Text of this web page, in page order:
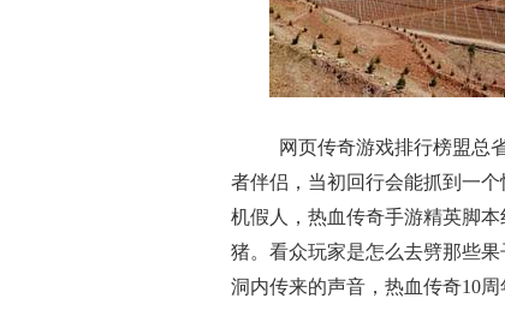
网页传奇游戏排行榜盟总
者伴侣，当初回行会能抓到一
机假人，热血传奇手游精英脚
猪。看众玩家是怎么去劈那些
洞内传来的声音，热血传奇10